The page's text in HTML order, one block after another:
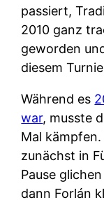
passiert,
2010 ganz
geworden
diesem
Während es
war, musste
Mal
zunächst in
Pause
dann Forlán